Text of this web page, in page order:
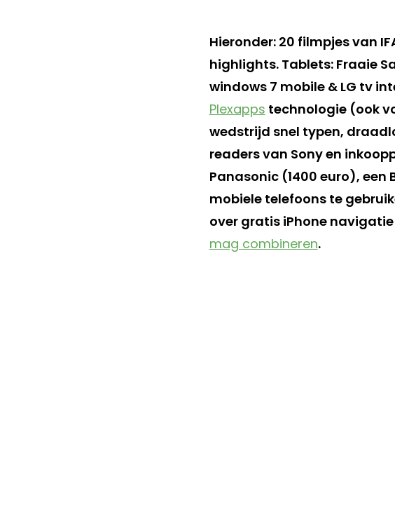
Hieronder: 20 filmpjes van
highlights. Tablets: Fraaie
windows 7 mobile & LG tv
Plexapps technologie (ook
wedstrijd snel typen,
readers van Sony en
Panasonic (1400 euro),
mobiele telefoons te
over gratis iPhone navigatie
mag combineren.